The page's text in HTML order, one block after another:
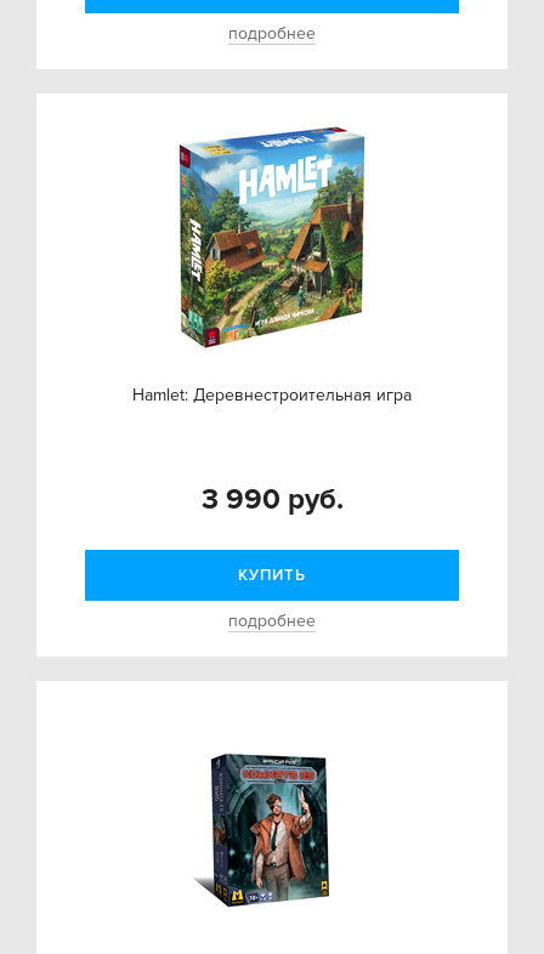
подробнее
Hamlet: Деревнестроительная игра
3 990 руб.
КУПИТЬ
подробнее